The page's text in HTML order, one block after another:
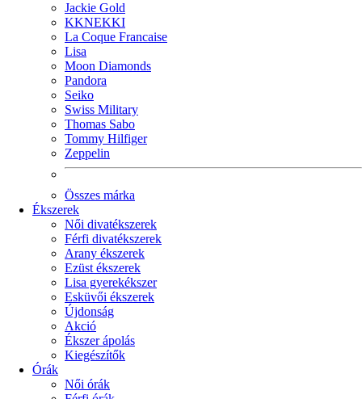
Jackie Gold
KKNEKKI
La Coque Francaise
Lisa
Moon Diamonds
Pandora
Seiko
Swiss Military
Thomas Sabo
Tommy Hilfiger
Zeppelin
Összes márka
Ékszerek
Női divatékszerek
Férfi divatékszerek
Arany ékszerek
Ezüst ékszerek
Lisa gyerekékszer
Esküvői ékszerek
Újdonság
Akció
Ékszer ápolás
Kiegészítők
Órák
Női órák